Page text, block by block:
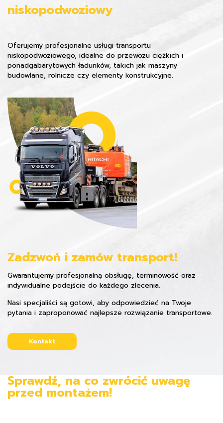
niskopodwoziowy
Oferujemy profesjonalne usługi transportu
niskopodwoziowego, idealne do przewozu ciężkich i
ponadgabarytowych ładunków, takich jak maszyny
budowlane, rolnicze czy elementy konstrukcyjne.
Zadzwoń i zamów transport!
Gwarantujemy profesjonalną obsługę, terminowość oraz
indywidualne podejście do każdego zlecenia.
Nasi specjaliści są gotowi, aby odpowiedzieć na Twoje
pytania i zaproponować najlepsze rozwiązanie transportowe.
Kontakt
Sprawdź, na co zwrócić uwagę
przed montażem!